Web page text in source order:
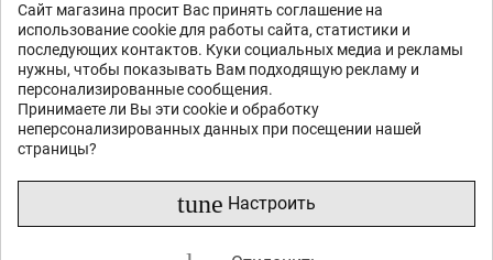
Сайт магазина просит Вас принять соглашение на
использование cookie для работы сайта, статистики и
последующих контактов. Куки социальных медиа и рекламы
нужны, чтобы показывать Вам подходящую рекламу и
персонализированные сообщения.
Принимаете ли Вы эти cookie и обработку
неперсонализированных данных при посещении нашей
страницы?
tune Настроить